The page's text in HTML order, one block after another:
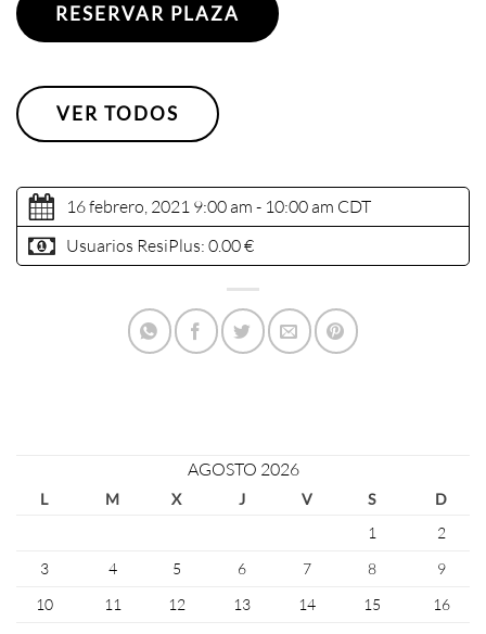
RESERVAR PLAZA
VER TODOS
16 febrero, 2021 9:00 am - 10:00 am CDT
Usuarios ResiPlus: 0.00 €
AGOSTO 2026
L M X J V S
D
1
2
3
4 5 6 7 8
9
10
11 12 13 14 15
16